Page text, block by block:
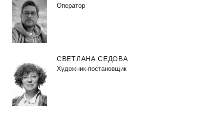
Оператор
СВЕТЛАНА СЕДОВА
Художник-постановщик